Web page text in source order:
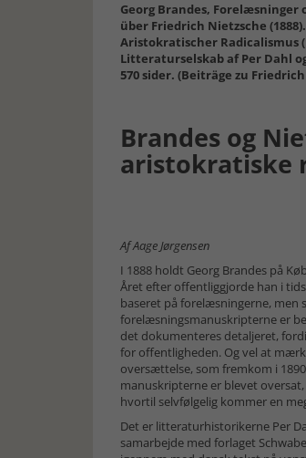
Georg Brandes, Forelæsninger
über Friedrich Nietzsche
Aristokratischer Radicalismus
Litteraturselskab af Per Dahl
570 sider. (Beiträge zu
Brandes og
aristokratiske
Af Aage Jørgensen
I 1888 holdt Georg Brandes på
Året efter offentliggjorde han i
baseret på forelæsningerne, men
forelæsnings­manu­skripterne er
det doku­menteres detaljeret,
for offentligheden. Og vel at
oversættelse, som frem­kom i
manu­skrip­terne er blevet
hvortil selvfølgelig kommer en
Det er litteraturhistorikerne Per
samarbejde med forlaget